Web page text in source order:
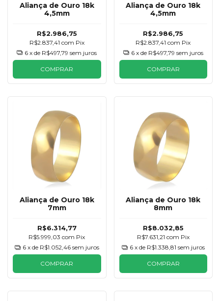
Aliança de Ouro 18k
4,5mm
R$2.986,75
R$2.837,41 com Pix
6 x de R$497,79 sem juros
COMPRAR
Aliança de Ouro 18k
4,5mm
R$2.986,75
R$2.837,41com Pix
6 x de R$497,79 sem juros
COMPRAR
Aliança de Ouro 18k
7mm
R$6.314,77
R$5.999,03com Pix
6 x de R$1.052,46 sem juros
COMPRAR
Aliança de Ouro 18k
8mm
R$8.032,85
R$7.631,21 com Pix
6 x de R$1.338,81 sem juros
COMPRAR